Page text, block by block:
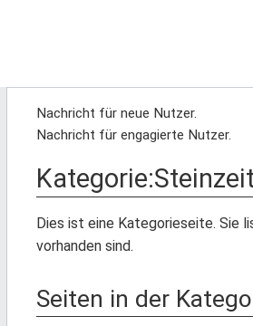
Nachricht für neue Nutzer.
Nachricht für engagierte Nutzer.
Kategorie:Steinzeit
Dies ist eine Kategorieseite. Sie
vorhanden sind.
Seiten in der